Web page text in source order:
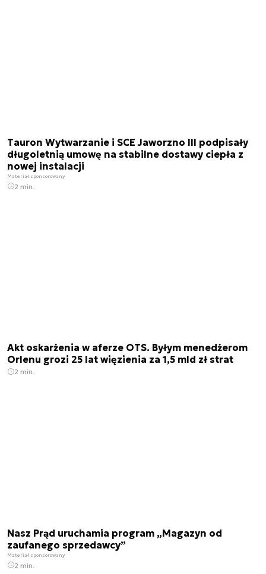
Tauron Wytwarzanie i SCE Jaworzno III podpisały
długoletnią umowę na stabilne dostawy ciepła z
nowej instalacji
Materiał sponsorowany
2 min.
Akt oskarżenia w aferze OTS. Byłym menedżerom
Orlenu grozi 25 lat więzienia za 1,5 mld zł strat
2 min.
Nasz Prąd uruchamia program „Magazyn od
zaufanego sprzedawcy”
Materiał sponsorowany
2 min.